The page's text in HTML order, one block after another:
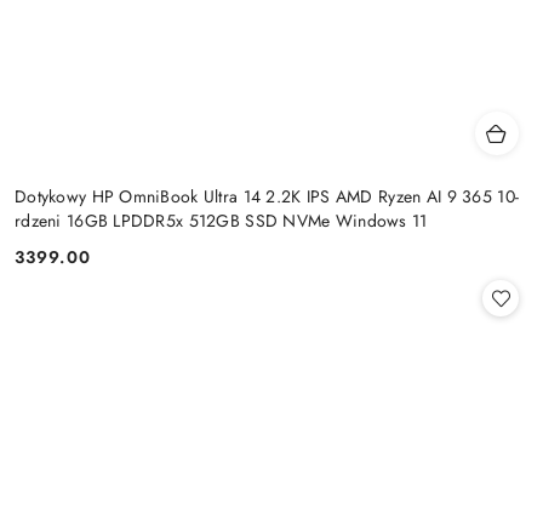
Dotykowy HP OmniBook Ultra 14 2.2K IPS AMD Ryzen AI 9 365 10-
rdzeni 16GB LPDDR5x 512GB SSD NVMe Windows 11
Cena:
3399.00